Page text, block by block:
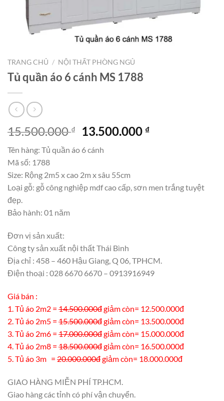
TRANG CHỦ / NỘI THẤT PHÒNG NGỦ
Tủ quần áo 6 cánh MS 1788
15.500.000₫
Giá
là:
13.500.000 ₫Giá
Tên hàng: Tủ quần áo 6 cánh
Mã số: 1788
Size: Rộng 2m5 x cao 2m x sâu 55cm
Loại gỗ: gỗ công nghiệp mdf cao cấp, sơn men trắng tuyệt
đẹp.
Bảo hành: 01 năm
Đơn vị sản xuất:
Công ty sản xuất nội thất Thái Bình
Địa chỉ : 458 – 460 Hậu Giang, Q 06, TPHCM.
Điện thoại : 028 6670 6670 – 0913916949
Giá bán :
1. Tủ áo 2m2 = 14.500.000đgiảm còn= 12.500.000đ
2. Tủ áo 2m5 = 15.500.000đgiảm còn= 13.500.000đ
3. Tủ áo 2m6 = 17.000.000đgiảm còn= 15.000.000đ
4. Tủ áo 2m8 = 18.500.000đgiảm còn= 16.500.000đ
5. Tủ áo 3m = 20.000.000đgiảm còn= 18.000.000đ
GIAO HÀNG MIỄN PHÍ TP.HCM.
Giao hàng các tỉnh có phí vận chuyển.